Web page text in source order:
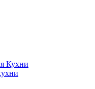
Кухни